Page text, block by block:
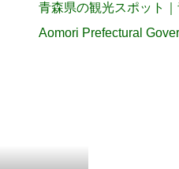
青森県の観光スポット
Aomori Prefectural